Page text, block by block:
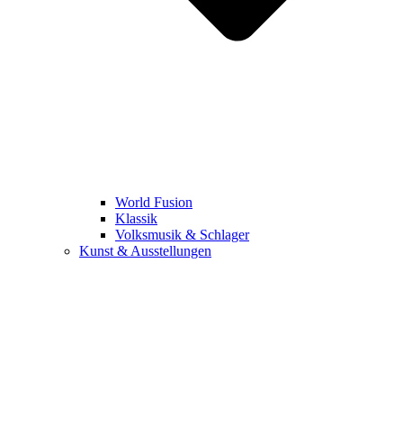
World Fusion
Klassik
Volksmusik & Schlager
Kunst & Ausstellungen